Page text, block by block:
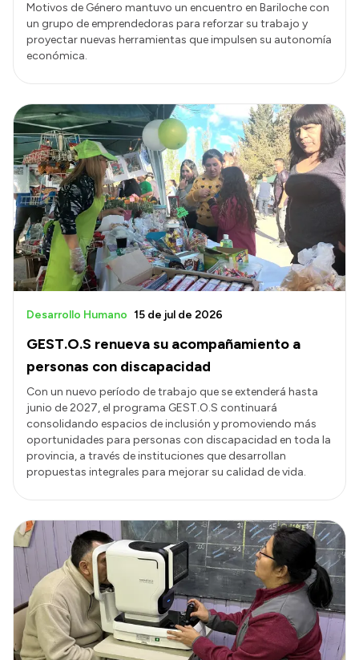
Motivos de Género mantuvo un encuentro en Bariloche con
un grupo de emprendedoras para reforzar su trabajo y
proyectar nuevas herramientas que impulsen su autonomía
económica.
GEST.O.S renueva su acompañamiento a
personas con discapacidad
Desarrollo Humano 15 de jul de 2026
Con un nuevo período de trabajo que se extenderá hasta
junio de 2027, el programa GEST.O.S continuará
consolidando espacios de inclusión y promoviendo más
oportunidades para personas con discapacidad en toda la
provincia, a través de instituciones que desarrollan
propuestas integrales para mejorar su calidad de vida.